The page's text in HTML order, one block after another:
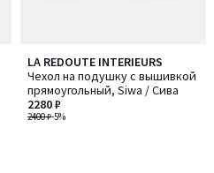
LA REDOUTE INTERIEURS
Чехол на подушку с вышивкой
прямоугольный, Siwa / Сива
2400 ₽-5%
2280 ₽